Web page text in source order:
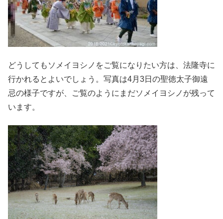
どうしてもソメイヨシノをご覧になりたい方は、法隆寺に
行かれるとよいでしょう。写真は4月3日の聖徳太子御遠
忌の様子ですが、ご覧のようにまだソメイヨシノが残って
います。